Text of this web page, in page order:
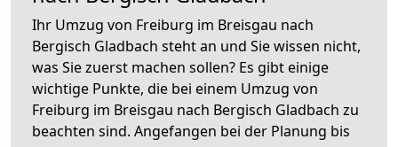
Ihr Umzug von Freiburg im Breisgau nach
Bergisch Gladbach steht an und Sie wissen nicht,
was Sie zuerst machen sollen? Es gibt einige
wichtige Punkte, die bei einem Umzug von
Freiburg im Breisgau nach Bergisch Gladbach zu
beachten sind. Angefangen bei der Planung bis